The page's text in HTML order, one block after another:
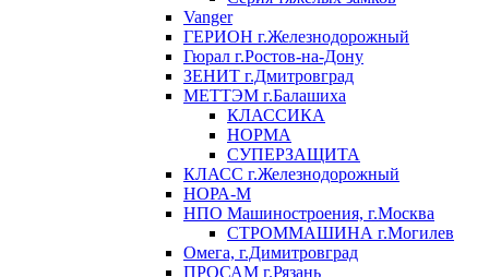
Vanger
ГЕРИОН г.Железнодорожный
Гюрал г.Ростов-на-Дону
ЗЕНИТ г.Дмитровград
МЕТТЭМ г.Балашиха
КЛАССИКА
НОРМА
СУПЕРЗАЩИТА
КЛАСС г.Железнодорожный
НОРА-М
НПО Машиностроения, г.Москва
СТРОММАШИНА г.Могилев
Омега, г.Димитровград
ПРОСАМ г.Рязань